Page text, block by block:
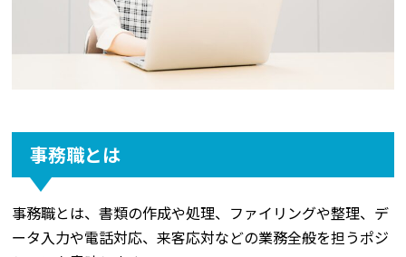
事務職とは
事務職とは、書類の作成や処理、ファイリングや整理、デ
ータ入力や電話対応、来客応対などの業務全般を担うポジ